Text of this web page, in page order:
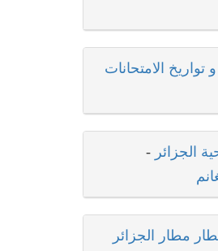
الامتحانات
الجزائر -
مطار الجزائر